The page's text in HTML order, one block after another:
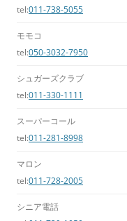
tel:011-738-5055
モモコ
tel:050-3032-7950
シュガーズクラブ
tel:011-330-1111
スーパーコール
tel:011-281-8998
マロン
tel:011-728-2005
シニア電話